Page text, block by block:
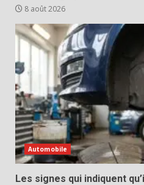
8 août 2026
Automobile
Les signes qui indiquent